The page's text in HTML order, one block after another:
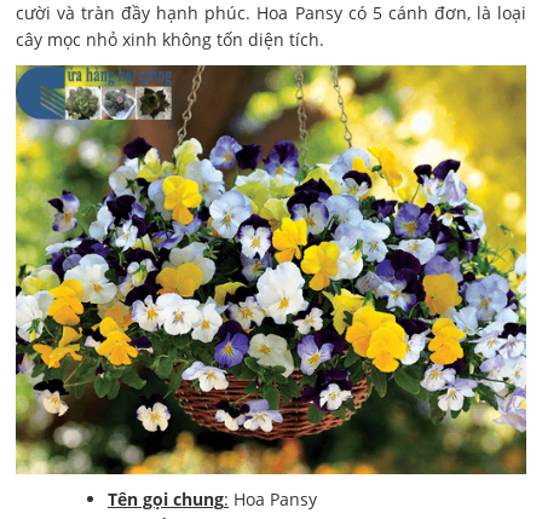
cười và tràn đầy hạnh phúc. Hoa Pansy có 5 cánh đơn, là loại
cây mọc nhỏ xinh không tốn diện tích.
Tên gọi chung: Hoa Pansy